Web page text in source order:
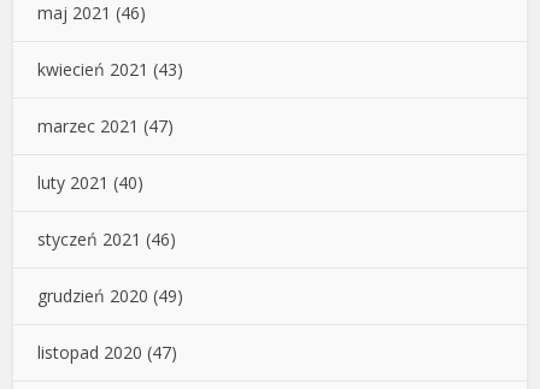
maj 2021 (46)
kwiecień 2021 (43)
marzec 2021 (47)
luty 2021 (40)
styczeń 2021 (46)
grudzień 2020 (49)
listopad 2020 (47)